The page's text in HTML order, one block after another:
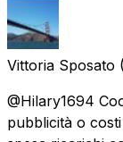
Vittoria Sposato
@Hilary1694
pubblicità o